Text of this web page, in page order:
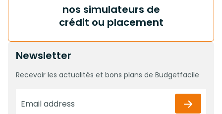
nos simulateurs de
crédit ou placement
Newsletter
Recevoir les actualités et bons plans de Budgetfacile